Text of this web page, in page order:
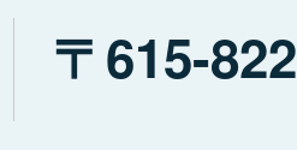
615-